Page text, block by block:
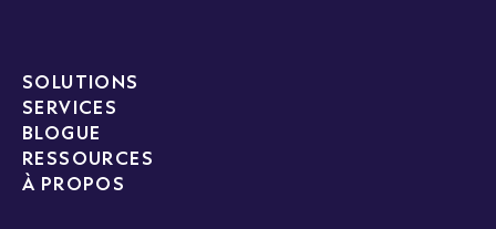
SOLUTIONS
SERVICES
BLOGUE
RESSOURCES
À PROPOS